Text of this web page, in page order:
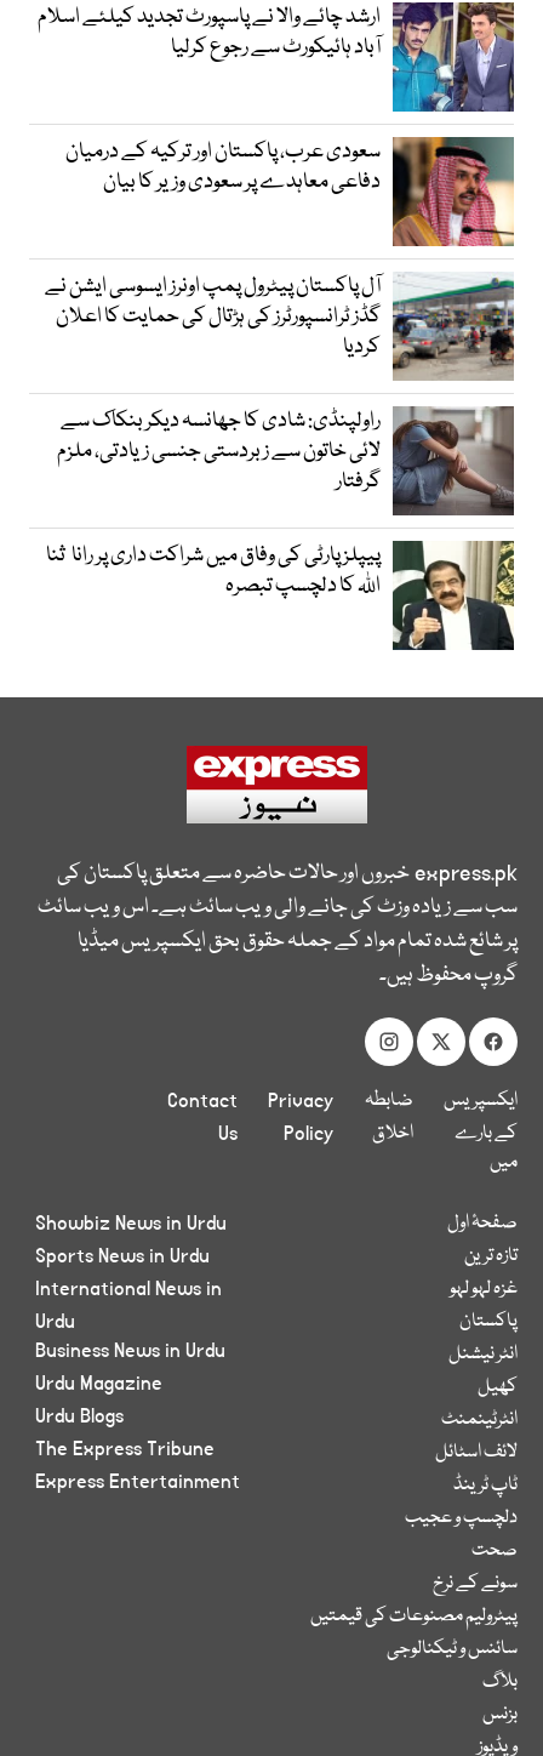
ارشد چائے والا نے پاسپورٹ تجدید کیلئے اسلام
آباد ہائیکورٹ سے رجوع کرلیا
سعودی عرب، پاکستان اور ترکیہ کے درمیان
دفاعی معاہدے پر سعودی وزیر کا بیان
آل پاکستان پیٹرول پمپ اونرز ایسوسی ایشن نے
گڈز ٹرانسپورٹرز کی ہڑتال کی حمایت کا اعلان
کردیا
راولپنڈی: شادی کا جھانسہ دیکر بنکاک سے
لائی خاتون سے زبردستی جنسی زیادتی، ملزم
گرفتار
پیپلز پارٹی کی وفاق میں شراکت داری پر رانا ثنا
اللہ کا دلچسپ تبصرہ
express.pkخبروں اور حالات حاضرہ سے متعلق پاکستان کی
سب سے زیادہ وزٹ کی جانے والی ویب سائٹ ہے۔ اس ویب سائٹ
پر شائع شدہ تمام مواد کے جملہ حقوق بحق ایکسپریس میڈیا
گروپ محفوظ ہیں۔
ایکسپریس
کے بارے
میں
ضابطہ
اخلاق
Privacy
Policy
Contact
Us
صفحۂ اول
تازہ ترین
غزہ لہو لہو
پاکستان
انٹر نیشنل
کھیل
انٹرٹینمنٹ
لائف اسٹائل
ٹاپ ٹرینڈ
دلچسپ و عجیب
صحت
سونے کے نرخ
پیٹرولیم مصنوعات کی قیمتیں
سائنس و ٹیکنالوجی
بلاگ
بزنس
ویڈیوز
Showbiz News in Urdu
Sports News in Urdu
International News in
Urdu
Business News in Urdu
Urdu Magazine
Urdu Blogs
The Express Tribune
Express Entertainment